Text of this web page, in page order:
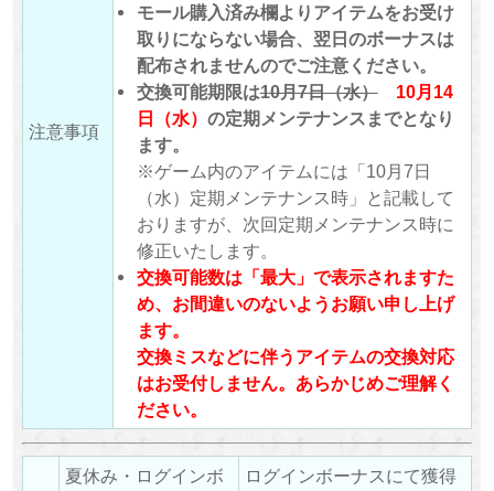
注意事項
モール購入済み欄よりアイテムをお受け
取りにならない場合、翌日のボーナスは
配布されませんのでご注意ください。
交換可能期限は10月7日（水）
10月14
日（水） の定期メンテナンスまでとなり
ます。
※ゲーム内のアイテムには「10月7日
（水）定期メンテナンス時」と記載して
おりますが、次回定期メンテナンス時に
修正いたします。
交換可能数は「最大」で表示されますた
め、お間違いのないようお願い申し上げ
ます。
交換ミスなどに伴うアイテムの交換対応
はお受付しません。あらかじめご理解く
ださい。
夏休み・ログインボ
ログインボーナスにて獲得